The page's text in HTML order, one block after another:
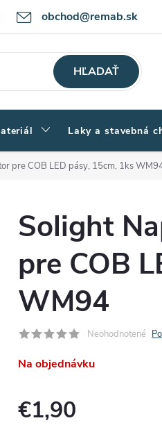
obchod@remab.sk
údajov Ako nakupovať
HĽADAŤ
Laky a stavebná
pre COB LED pásy, 15cm, 1ks
Solight
pre COB
WM94
Neohodnotené
Na objednávku
€1,90